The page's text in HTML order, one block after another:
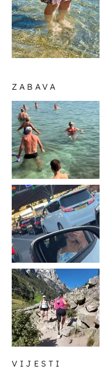
VIJESTI
ZABAVA